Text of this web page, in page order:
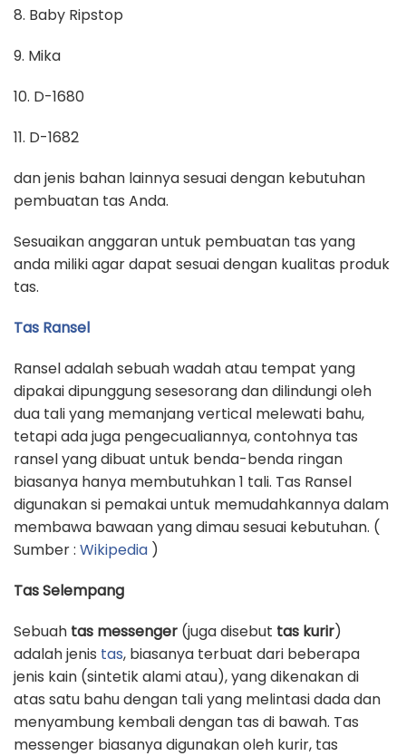
8. Baby Ripstop
9. Mika
10. D-1680
11. D-1682
dan jenis bahan lainnya sesuai dengan kebutuhan
pembuatan tas Anda.
Sesuaikan anggaran untuk pembuatan tas yang
anda miliki agar dapat sesuai dengan kualitas produk
tas.
Tas Ransel
Ransel adalah sebuah wadah atau tempat yang
dipakai dipunggung sesesorang dan dilindungi oleh
dua tali yang memanjang vertical melewati bahu,
tetapi ada juga pengecualiannya, contohnya tas
ransel yang dibuat untuk benda-benda ringan
biasanya hanya membutuhkan 1 tali. Tas Ransel
digunakan si pemakai untuk memudahkannya dalam
membawa bawaan yang dimau sesuai kebutuhan. (
Sumber : Wikipedia )
Tas Selempang
Sebuah tas messenger (juga disebut tas kurir)
adalah jenis tas, biasanya terbuat dari beberapa
jenis kain (sintetik alami atau), yang dikenakan di
atas satu bahu dengan tali yang melintasi dada dan
menyambung kembali dengan tas di bawah. Tas
messenger biasanya digunakan oleh kurir, tas